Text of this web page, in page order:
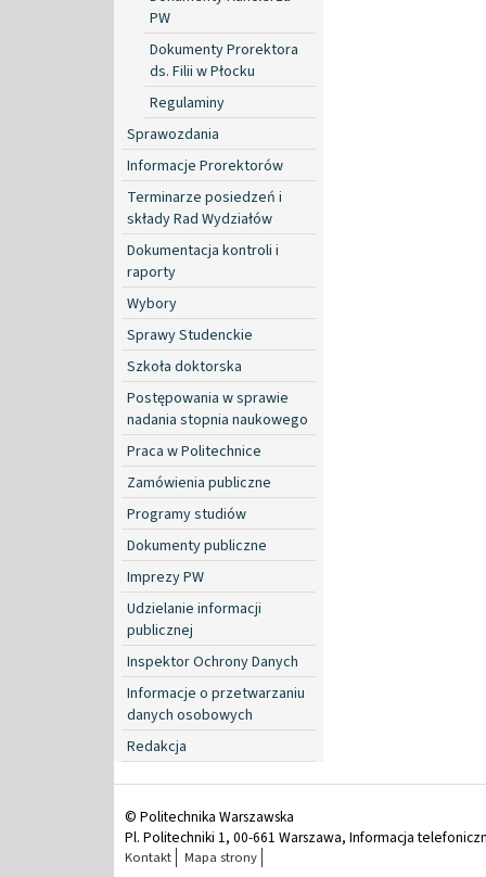
PW
Dokumenty Prorektora
ds. Filii w Płocku
Regulaminy
Sprawozdania
Informacje Prorektorów
Terminarze posiedzeń i
składy Rad Wydziałów
Dokumentacja kontroli i
raporty
Wybory
Sprawy Studenckie
Szkoła doktorska
Postępowania w sprawie
nadania stopnia naukowego
Praca w Politechnice
Zamówienia publiczne
Programy studiów
Dokumenty publiczne
Imprezy PW
Udzielanie informacji
publicznej
Inspektor Ochrony Danych
Informacje o przetwarzaniu
danych osobowych
Redakcja
© Politechnika Warszawska
Pl. Politechniki 1, 00-661 Warszawa, Informacja
Kontakt Mapa strony